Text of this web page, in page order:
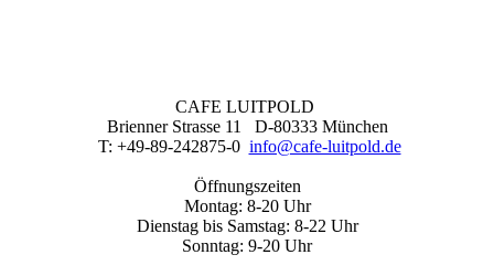
CAFE LUITPOLD
Brienner Strasse 11 D-80333 München
T: +49-89-242875-0 info@cafe-luitpold.de
Öffnungszeiten
Montag: 8-20 Uhr
Dienstag bis Samstag: 8-22 Uhr
Sonntag: 9-20 Uhr